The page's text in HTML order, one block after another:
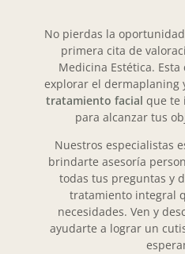
No pierdas la
primera cita de
Medicina Estética.
explorar el
tratamiento facial que te
para alcanzar tus
Nuestros especialistas
brindarte asesoría
todas tus preguntas y
tratamiento integral
necesidades. Ven y
ayudarte a lograr un